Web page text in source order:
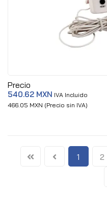
Precio
540.62 MXN IVA Incluido
466.05 MXN (Precio sin IVA)
1 2